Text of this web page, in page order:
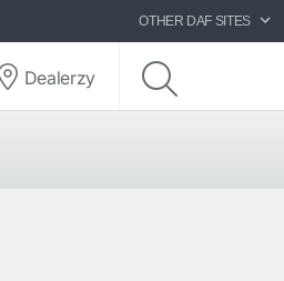
OTHER DAF SITES
Dealerzy